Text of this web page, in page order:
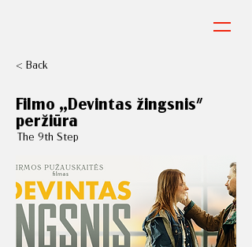
< Back
Filmo „Devintas žingsnis"
peržiūra
The 9th Step